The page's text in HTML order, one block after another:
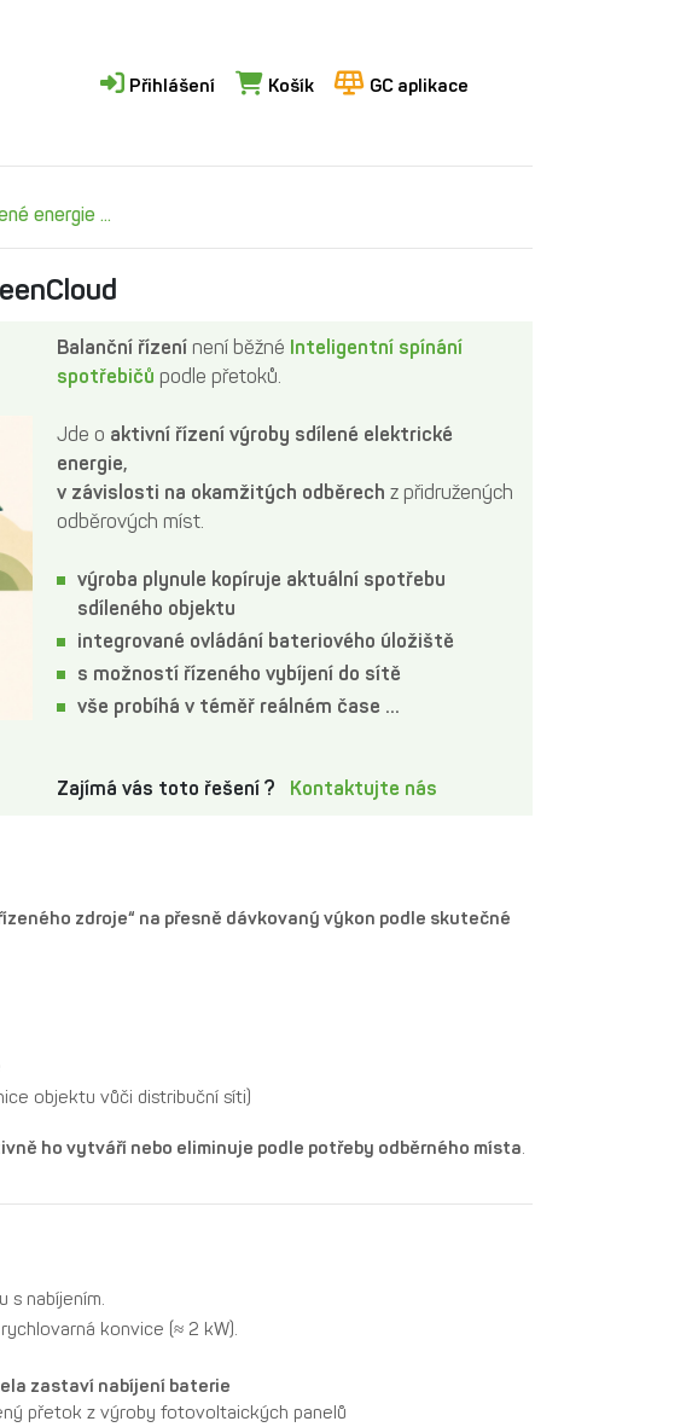
Přihlášení Košík GC aplikace
energie ...
Balanční řízenínení běžné Inteligentní spínání
spotřebičů podle přetoků.
Jde o aktivní řízení výroby sdílené elektrické
energie,
v závislosti na okamžitých odběrech z přidružených
odběrových míst.
výroba plynule kopíruje aktuální spotřebu
sdíleného objektu
integrované ovládání bateriového úložiště
s možností řízeného vybíjení do sítě
vše probíhá v téměř reálném čase ...
Zajímá vás toto řešení ? Kontaktujte nás
zdroje“ na přesně dávkovaný výkon podle skutečné
objektu vůči distribuční síti)
ho vytváří nebo eliminuje podle potřeby odběrného místa.
s nabíjením.
konvice (≈ 2 kW).
zastaví nabíjení baterie
přetok z výroby fotovoltaických panelů